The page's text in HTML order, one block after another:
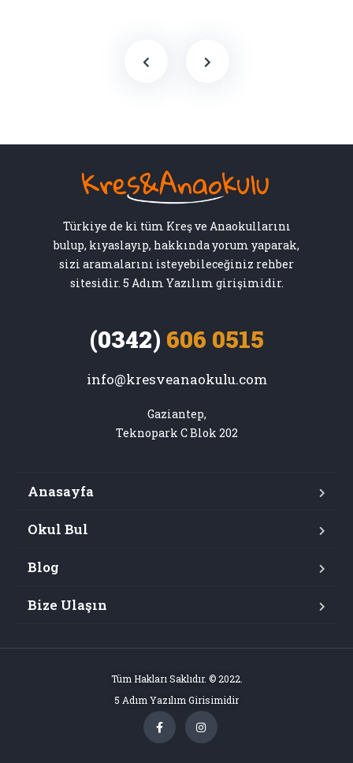
Türkiye de ki tüm Kreş ve Anaokullarını
bulup, kıyaslayıp, hakkında yorum yaparak,
sizi aramalarını isteyebileceğiniz rehber
sitesidir. 5 Adım Yazılım girişimidir.
(0342) 606 0515
info@kresveanaokulu.com
Gaziantep,
Teknopark C Blok 202
Anasayfa
Okul Bul
Blog
Bize Ulaşın
Tüm Hakları Saklıdır. © 2022.
5 Adım Yazılım Girisimidir